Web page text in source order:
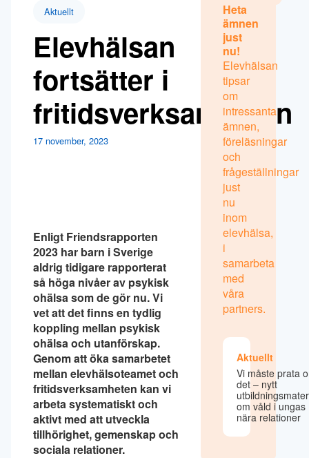
Aktuellt
Elevhälsan
fortsätter i
fritidsverksamheten
17 november, 2023
Enligt Friendsrapporten
2023 har barn i Sverige
aldrig tidigare rapporterat
så höga nivåer av psykisk
ohälsa som de gör nu. Vi
vet att det finns en tydlig
koppling mellan psykisk
ohälsa och utanförskap.
Genom att öka samarbetet
mellan elevhälsoteamet och
fritidsverksamheten kan vi
arbeta systematiskt och
aktivt med att utveckla
tillhörighet, gemenskap och
sociala relationer.
Heta
ämnen
just
nu!
Elevhälsan
tipsar
om
intressanta
ämnen,
föreläsningar
och
frågeställningar
just
nu
inom
elevhälsa,
i
samarbeta
med
våra
partners.
Aktuellt
Vi måste prata
det – nytt
om våld i ungas
nära relationer